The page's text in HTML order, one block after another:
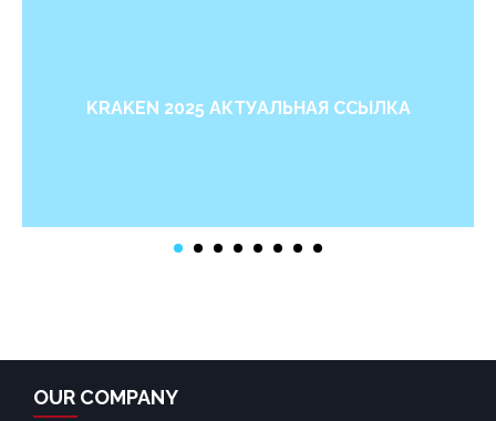
KRAKEN 2025 АКТУАЛЬНАЯ ССЫЛКА
OUR COMPANY